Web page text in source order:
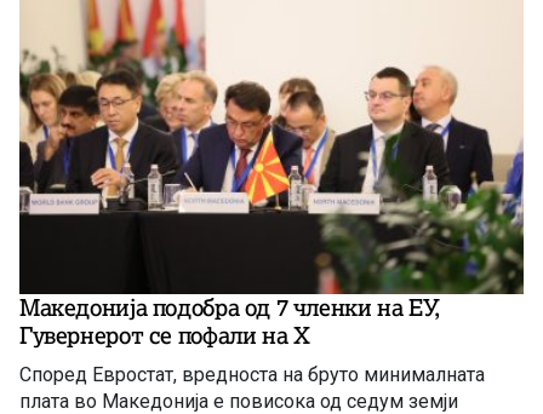
Македонија подобра од 7 членки на ЕУ,
Гувернерот се пофали на Х
Според Евростат, вредноста на бруто минималната
плата во Македонија е повисока од седум земји